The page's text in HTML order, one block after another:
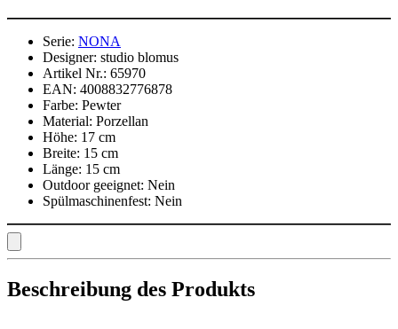
Serie: NONA
Designer: studio blomus
Artikel Nr.: 65970
EAN: 4008832776878
Farbe: Pewter
Material: Porzellan
Höhe: 17 cm
Breite: 15 cm
Länge: 15 cm
Outdoor geeignet: Nein
Spülmaschinenfest: Nein
Beschreibung des Produkts